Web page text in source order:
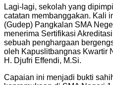
Lagi-lagi, sekolah yang
catatan membanggakan. Kali
(Gudep) Pangkalan SMA
menerima Sertifikasi
sebuah penghargaan
oleh Kapuslitbangnas Kwartir
H. Djufri Effendi, M.Si.
Capaian ini menjadi bukti